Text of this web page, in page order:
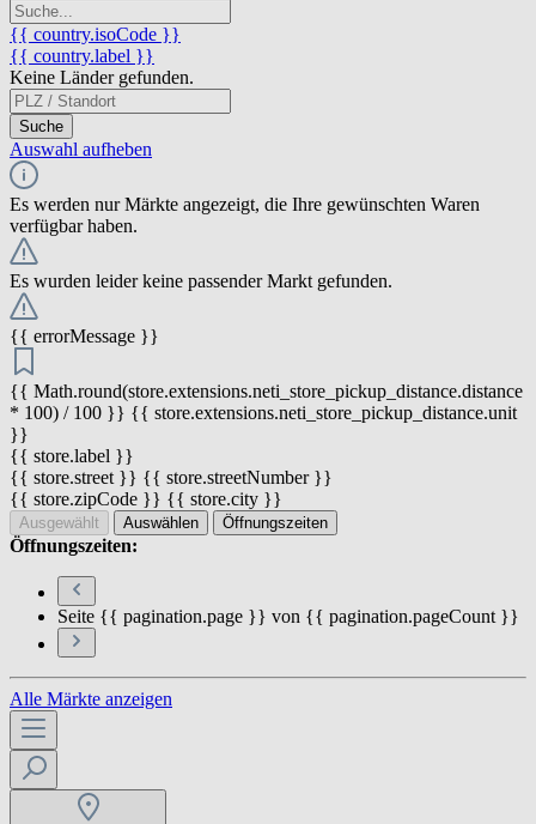
{{ country.isoCode }}
{{ country.label }}
Keine Länder gefunden.
Suche
Auswahl aufheben
Es werden nur Märkte angezeigt, die Ihre gewünschten Waren
verfügbar haben.
Es wurden leider keine passender Markt gefunden.
{{ errorMessage }}
{{ Math.round(store.extensions.neti_store_pickup_distance.distance
* 100) / 100 }} {{ store.extensions.neti_store_pickup_distance.unit
}}
{{ store.label }}
{{ store.street }} {{ store.streetNumber }}
{{ store.zipCode }} {{ store.city }}
Ausgewählt Auswählen Öffnungszeiten
Öffnungszeiten:
Seite {{ pagination.page }} von {{ pagination.pageCount }}
Alle Märkte anzeigen